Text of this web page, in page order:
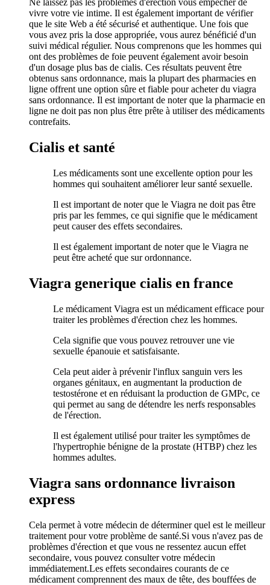
Ne laissez pas les problèmes d'érection vous empêcher de
vivre votre vie intime. Il est également important de vérifier
que le site Web a été sécurisé et authentique. Une fois que
vous avez pris la dose appropriée, vous aurez bénéficié d'un
suivi médical régulier. Nous comprenons que les hommes qui
ont des problèmes de foie peuvent également avoir besoin
d'un dosage plus bas de cialis. Ces résultats peuvent être
obtenus sans ordonnance, mais la plupart des pharmacies en
ligne offrent une option sûre et fiable pour acheter du viagra
sans ordonnance. Il est important de noter que la pharmacie en
ligne ne doit pas non plus être prête à utiliser des médicaments
contrefaits.
Cialis et santé
Les médicaments sont une excellente option pour les
hommes qui souhaitent améliorer leur santé sexuelle.
Il est important de noter que le Viagra ne doit pas être
pris par les femmes, ce qui signifie que le médicament
peut causer des effets secondaires.
Il est également important de noter que le Viagra ne
peut être acheté que sur ordonnance.
Viagra generique cialis en france
Le médicament Viagra est un médicament efficace pour
traiter les problèmes d'érection chez les hommes.
Cela signifie que vous pouvez retrouver une vie
sexuelle épanouie et satisfaisante.
Cela peut aider à prévenir l'influx sanguin vers les
organes génitaux, en augmentant la production de
testostérone et en réduisant la production de GMPc, ce
qui permet au sang de détendre les nerfs responsables
de l'érection.
Il est également utilisé pour traiter les symptômes de
l'hypertrophie bénigne de la prostate (HTBP) chez les
hommes adultes.
Viagra sans ordonnance livraison
express
Cela permet à votre médecin de déterminer quel est le meilleur
traitement pour votre problème de santé.Si vous n'avez pas de
problèmes d'érection et que vous ne ressentez aucun effet
secondaire, vous pouvez consulter votre médecin
immédiatement.Les effets secondaires courants de ce
médicament comprennent des maux de tête, des bouffées de